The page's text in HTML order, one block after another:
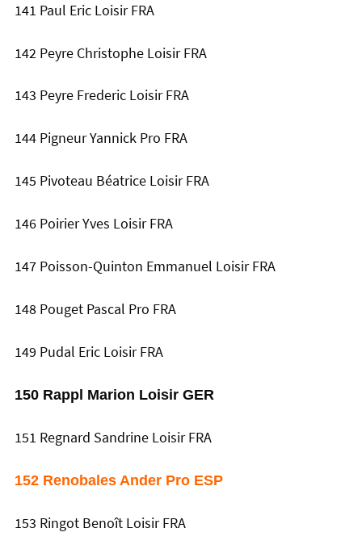
141 Paul Eric Loisir FRA
142 Peyre Christophe Loisir FRA
143 Peyre Frederic Loisir FRA
144 Pigneur Yannick Pro FRA
145 Pivoteau Béatrice Loisir FRA
146 Poirier Yves Loisir FRA
147 Poisson-Quinton Emmanuel Loisir FRA
148 Pouget Pascal Pro FRA
149 Pudal Eric Loisir FRA
150 Rappl Marion Loisir GER
151 Regnard Sandrine Loisir FRA
152 Renobales Ander Pro ESP
153 Ringot Benoît Loisir FRA